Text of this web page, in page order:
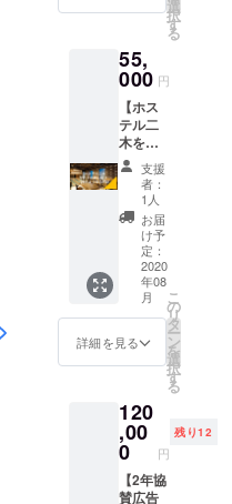
用ドミ
可能で
す。 ※
使用期
間：ク
ラウド
ファン
ディン
グ終了
後〜無
期限 ※
現金へ
の換金
及び差
額など
の返金
かねま
す。
て受け
渡し可
能で
す。
〈宿泊
券のご
利用方
法〉 リ
ターン
確定
後、
「みら
いの宿
泊券」
メール
致しま
す。
ケット
はあり
ませ
ん。）
ご予約
ペース
では世
界の旅
の本を
揃えて
おりま
すの
で、ご
自由に
お読み
くださ
い。
〈宿泊
券のご
利用方
法〉 リ
ターン
いの宿
泊券」
メール
を送信
致しま
泊頂け
ホステ
ル二木
がある
美野島
エリア
のオス
スメの
お店も
ご紹介
いたし
ます。
共有ス
ペース
では世
界の旅
の本を
揃えて
自由に
お読み
くださ
い。
〈宿泊
券のご
選
択
す
る
55,
000 円
【ホス
テル二
木を平
日1泊貸
切】 破
格の値
段で最
大定員
26人ま
で泊ま
れま
す。
サーク
ル・会
社の研
修・部
100ｲﾝﾁ
のスク
リーン
があり
ﾌﾟﾛｼﾞｪｸ
ﾀｰ完備
支援
者：
1人
お届
け予
定：
2020
年08
月
詳細を見る
こ
の
リ
タ
ー
ン
を
選
択
す
る
120
,00
0 円
残り12
【2年協
賛広告